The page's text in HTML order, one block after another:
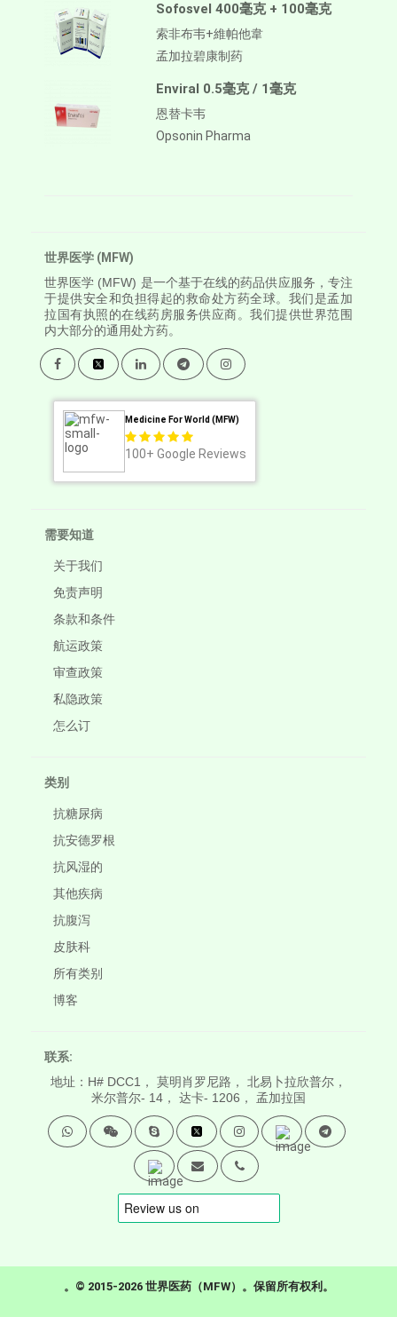
Sofosvel 400毫克 + 100毫克
索非布韦+維帕他韋
孟加拉碧康制药
Enviral 0.5毫克 / 1毫克
恩替卡韦
Opsonin Pharma
世界医学 (MFW)
世界医学 (MFW) 是一个基于在线的药品供应服务，专注
于提供安全和负担得起的救命处方药全球。我们是孟加
拉国有执照的在线药房服务供应商。我们提供世界范围
内大部分的通用处方药。
Medicine For World (MFW)
100+ Google Reviews
需要知道
关于我们
免责声明
条款和条件
航运政策
审查政策
私隐政策
怎么订
类别
抗糖尿病
抗安德罗根
抗风湿的
其他疾病
抗腹泻
皮肤科
所有类别
博客
联系:
地址：H# DCC1， 莫明肖罗尼路， 北易卜拉欣普尔，
米尔普尔- 14， 达卡- 1206， 孟加拉国
。© 2015-2026 世界医药（MFW）。保留所有权利。